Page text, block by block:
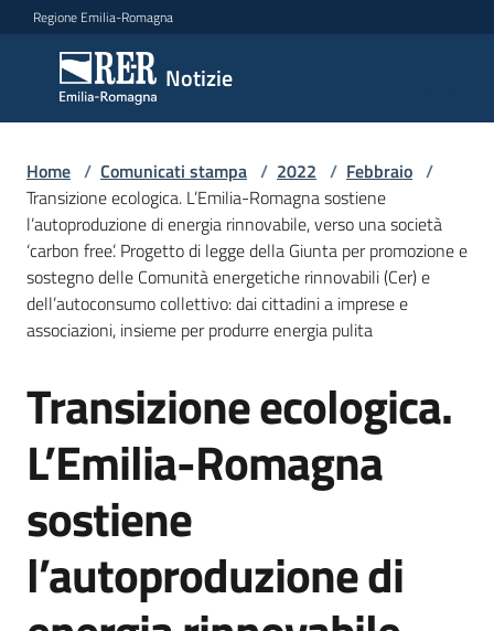
Vai al contenuto
Vai alla navigazione
Vai al footer
Regione Emilia-Romagna
Notizie
Notizie
Comunicati
stampa
Menu selezionato
Cerca
un
comunicato
Agenzia
di
informazione
e
Home / Comunicati stampa / 2022 / Febbraio /
Transizione ecologica. L’Emilia-Romagna sostiene
l’autoproduzione di energia rinnovabile, verso una società
‘carbon free’. Progetto di legge della Giunta per promozione e
sostegno delle Comunità energetiche rinnovabili (Cer) e
dell’autoconsumo collettivo: dai cittadini a imprese e
associazioni, insieme per produrre energia pulita
Salta al contenuto
Transizione ecologica.
L’Emilia-Romagna
sostiene
l’autoproduzione di